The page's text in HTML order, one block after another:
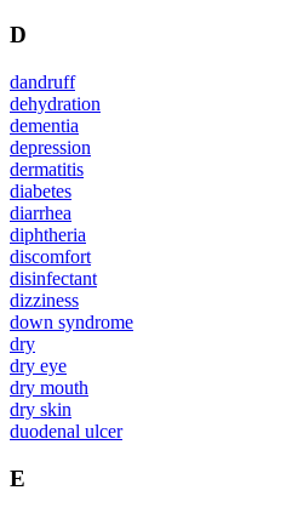
D
dandruff
dehydration
dementia
depression
dermatitis
diabetes
diarrhea
diphtheria
discomfort
disinfectant
dizziness
down syndrome
dry
dry eye
dry mouth
dry skin
duodenal ulcer
E